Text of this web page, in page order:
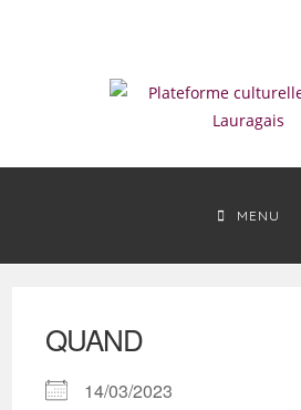
MENU
QUAND
14/03/2023